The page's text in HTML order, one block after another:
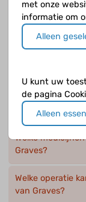
Wat is toxisch
Welke klachten
hebben?
Welke
Graves?
Welke operatie
van Graves?
met onze
informatie om
Alleen
U kunt uw
de pagina
Alleen